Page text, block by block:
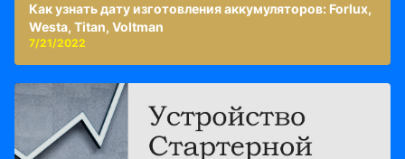
Как узнать дату изготовления аккумуляторов: Forlux,
Westa, Titan, Voltman
7/21/2022